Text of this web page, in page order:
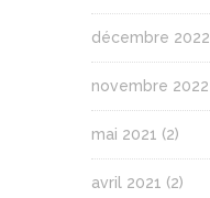
décembre 2022
novembre 2022
mai 2021 (2)
avril 2021 (2)